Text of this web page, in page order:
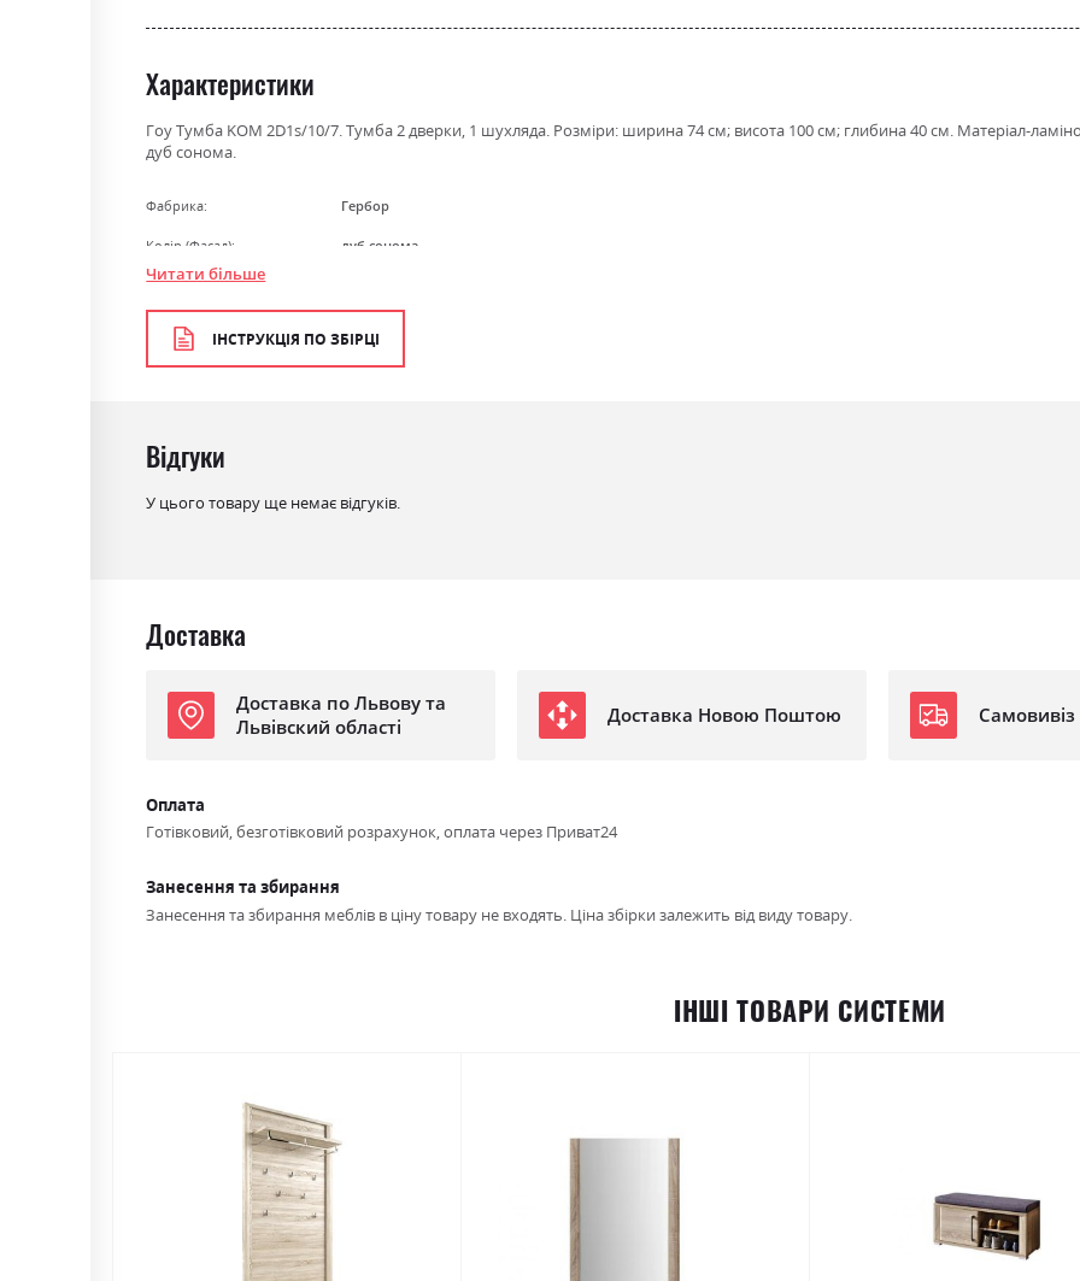
of
the
images
gallery
Характеристики
Гоу Тумба KOM 2D1s/10/7. Тумба 2 дверки, 1 шухляда. Розміри: ширина 74 см; висота 100 см; глибина 40 см. Матеріал-
дуб сонома.
Фабрика: Гербор
Колір (Фасад): дуб сонома
Колір (Корпус):
Колір матеріалу
Стиль мінімалізм, модерн
Читати більше
ІНСТРУКЦІЯ ПО ЗБІРЦІ
Відгуки
У цього товару ще немає відгуків.
Доставка
Доставка по Львову та
Львівский області
Доставка Новою Поштою Самовивіз
Оплата
Готівковий, безготівковий розрахунок, оплата через Приват24
Занесення та збирання
Занесення та збирання меблів в ціну товару не входять. Ціна збірки залежить від виду товару.
ІНШІ ТОВАРИ СИСТЕМИ